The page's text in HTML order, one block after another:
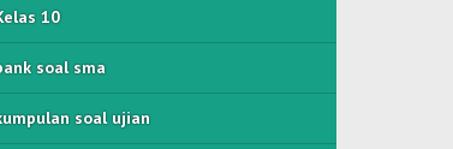
10
soal sma
soal ujian